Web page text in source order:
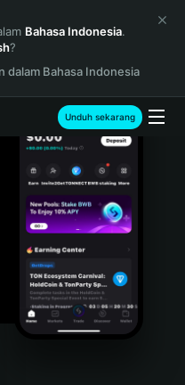
Bahasa Indonesia.
?
dalam Bahasa Indonesia
Unduh sekarang